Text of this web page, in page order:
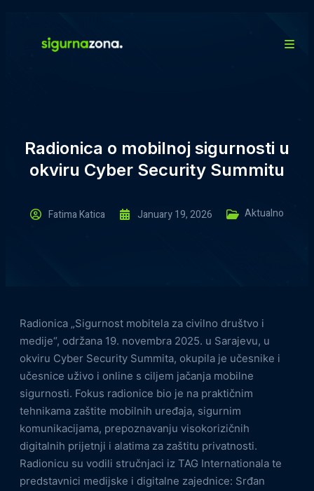
Radionica o mobilnoj sigurnosti u
okviru Cyber Security Summitu
Fatima Katica January 19, 2026 Aktualno
Radionica „Sigurnost mobitela za civilno društvo i
medije“, održana 19. novembra 2025. u Sarajevu, u
okviru Cyber Security Summita, okupila je učesnike i
učesnice uživo i online s ciljem jačanja mobilne
sigurnosti. Fokus radionice bio je na praktičnim
tehnikama zaštite mobilnih uređaja, sigurnim
komunikacijama, prepoznavanju visokorizičnih
digitalnih prijetnji i alatima za zaštitu privatnosti.
Radionicu su vodili stručnjaci iz TAG Internationala te
predstavnici medijske i digitalne zajednice: Srđan